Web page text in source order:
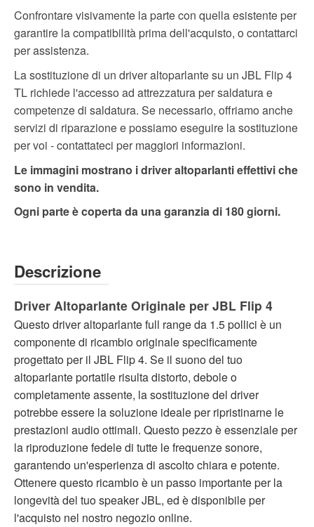
Confrontare visivamente la parte con quella esistente per
garantire la compatibilità prima dell'acquisto, o contattarci
per assistenza.
La sostituzione di un driver altoparlante su un JBL Flip 4
TL richiede l'accesso ad attrezzatura per saldatura e
competenze di saldatura. Se necessario, offriamo anche
servizi di riparazione e possiamo eseguire la sostituzione
per voi - contattateci per maggiori informazioni.
Le immagini mostrano i driver altoparlanti effettivi che
sono in vendita.
Ogni parte è coperta da una garanzia di 180 giorni.
Descrizione
Driver Altoparlante Originale per JBL Flip 4
Questo driver altoparlante full range da 1.5 pollici è un
componente di ricambio originale specificamente
progettato per il JBL Flip 4. Se il suono del tuo
altoparlante portatile risulta distorto, debole o
completamente assente, la sostituzione del driver
potrebbe essere la soluzione ideale per ripristinarne le
prestazioni audio ottimali. Questo pezzo è essenziale per
la riproduzione fedele di tutte le frequenze sonore,
garantendo un'esperienza di ascolto chiara e potente.
Ottenere questo ricambio è un passo importante per la
longevità del tuo speaker JBL, ed è disponibile per
l'acquisto nel nostro negozio online.